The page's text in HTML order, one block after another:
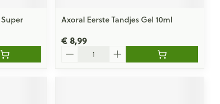
Axoral Eerste Tandjes Gel 10ml
€ 8,99